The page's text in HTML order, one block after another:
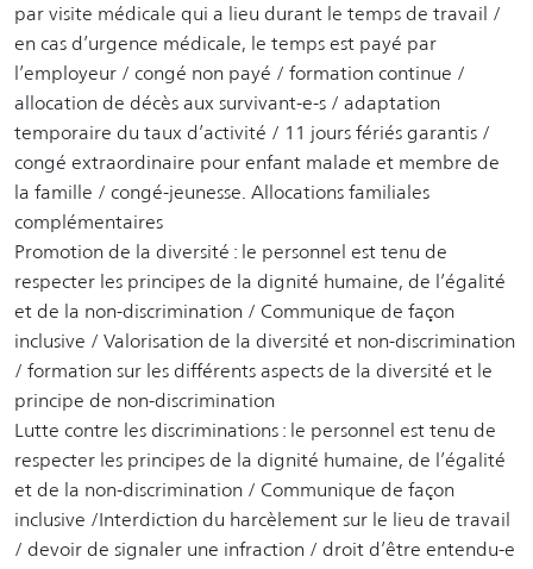
par visite médicale qui a lieu durant le temps de travail /
en cas d’urgence médicale, le temps est payé par
l’employeur / congé non payé / formation continue /
allocation de décès aux survivant-e-s / adaptation
temporaire du taux d’activité / 11 jours fériés garantis /
congé extraordinaire pour enfant malade et membre de
la famille / congé-jeunesse. Allocations familiales
complémentaires
Promotion de la diversité : le personnel est tenu de
respecter les principes de la dignité humaine, de l’égalité
et de la non-discrimination / Communique de façon
inclusive / Valorisation de la diversité et non-discrimination
/ formation sur les différents aspects de la diversité et le
principe de non-discrimination
Lutte contre les discriminations : le personnel est tenu de
respecter les principes de la dignité humaine, de l’égalité
et de la non-discrimination / Communique de façon
inclusive /Interdiction du harcèlement sur le lieu de travail
/ devoir de signaler une infraction / droit d’être entendu-e